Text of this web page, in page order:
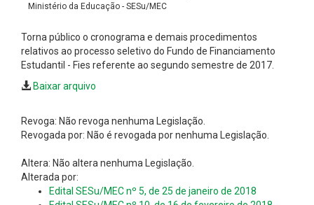
Ministério da Educação - SESu/MEC
Torna público o cronograma e demais procedimentos
relativos ao processo seletivo do Fundo de Financiamento
Estudantil - Fies referente ao segundo semestre de 2017.
Baixar arquivo
Revoga: Não revoga nenhuma Legislação.
Revogada por: Não é revogada por nenhuma Legislação.
Altera: Não altera nenhuma Legislação.
Alterada por:
Edital SESu/MEC nº 5, de 25 de janeiro de 2018